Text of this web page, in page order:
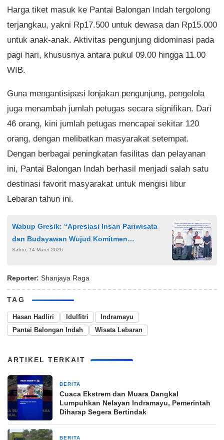
Harga tiket masuk ke Pantai Balongan Indah tergolong
terjangkau, yakni Rp17.500 untuk dewasa dan Rp15.000
untuk anak-anak. Aktivitas pengunjung didominasi pada
pagi hari, khususnya antara pukul 09.00 hingga 11.00
WIB.
Guna mengantisipasi lonjakan pengunjung, pengelola
juga menambah jumlah petugas secara signifikan. Dari
46 orang, kini jumlah petugas mencapai sekitar 120
orang, dengan melibatkan masyarakat setempat.
Dengan berbagai peningkatan fasilitas dan pelayanan
ini, Pantai Balongan Indah berhasil menjadi salah satu
destinasi favorit masyarakat untuk mengisi libur
Lebaran tahun ini.
Wabup Gresik: “Apresiasi Insan Pariwisata
dan Budayawan Wujud Komitmen
Kembangkan Kearifan Lokal”
Sabtu, 14 Maret 2026
Reporter: Shanjaya Raga
TAG
Hasan Hadliri Idulfitri
Indramayu
Pantai Balongan Indah
Wisata Lebaran
ARTIKEL TERKAIT
BERITA
Cuaca Ekstrem dan Muara Dangkal
Lumpuhkan Nelayan Indramayu, Pemerintah
Diharap Segera Bertindak
BERITA